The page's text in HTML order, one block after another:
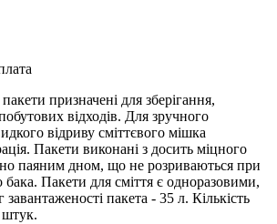
призначені для зберігання,
побутових відходів. Для зручного
відриву сміттєвого мішка
Пакети виконані з досить міцного
паяним дном, що не розриваються при
бака. Пакети для сміття є одноразовими,
пакета - 35 л. Кількість
штук.